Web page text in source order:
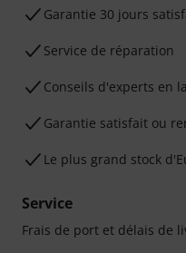
Garantie 30 jours
Service de réparation
Conseils d'experts en
Garantie satisfait ou
Le plus grand stock
Service
Frais de port et délais de